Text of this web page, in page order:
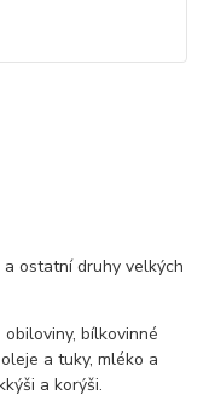
ostatní druhy velkých
bílkovinné
a tuky, mléko a
a korýši.